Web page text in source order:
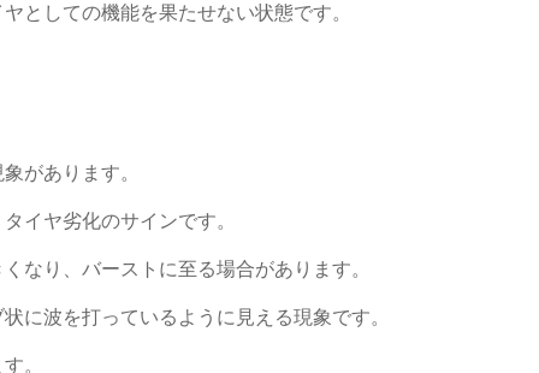
としての機能を果たせない状態です。
があります。
イヤ劣化のサインです。
なり、バーストに至る場合があります。
に波を打っているように見える現象です。
。